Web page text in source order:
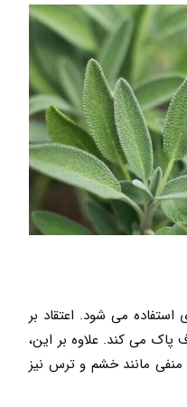
استفاده می شود. اعتقاد بر
پاک می کند. علاوه بر این،
منفی مانند خشم و ترس نیز